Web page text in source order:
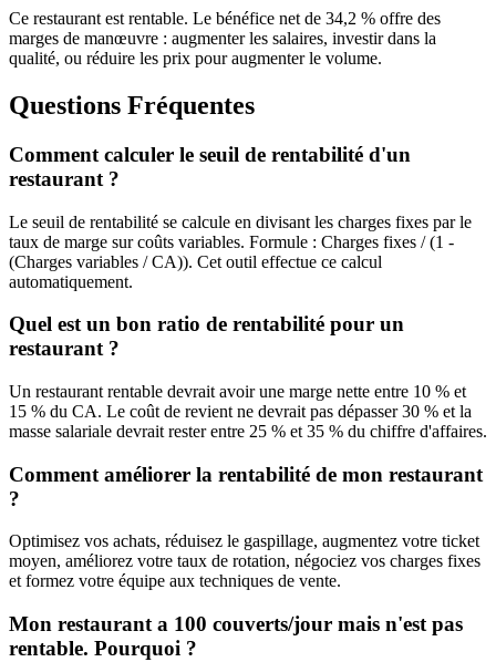
Ce restaurant est rentable. Le bénéfice net de 34,2 % offre des
marges de manœuvre : augmenter les salaires, investir dans la
qualité, ou réduire les prix pour augmenter le volume.
Questions Fréquentes
Comment calculer le seuil de rentabilité d'un
restaurant ?
Le seuil de rentabilité se calcule en divisant les charges fixes par le
taux de marge sur coûts variables. Formule : Charges fixes / (1 -
(Charges variables / CA)). Cet outil effectue ce calcul
automatiquement.
Quel est un bon ratio de rentabilité pour un
restaurant ?
Un restaurant rentable devrait avoir une marge nette entre 10 % et
15 % du CA. Le coût de revient ne devrait pas dépasser 30 % et la
masse salariale devrait rester entre 25 % et 35 % du chiffre d'affaires.
Comment améliorer la rentabilité de mon restaurant
?
Optimisez vos achats, réduisez le gaspillage, augmentez votre ticket
moyen, améliorez votre taux de rotation, négociez vos charges fixes
et formez votre équipe aux techniques de vente.
Mon restaurant a 100 couverts/jour mais n'est pas
rentable. Pourquoi ?